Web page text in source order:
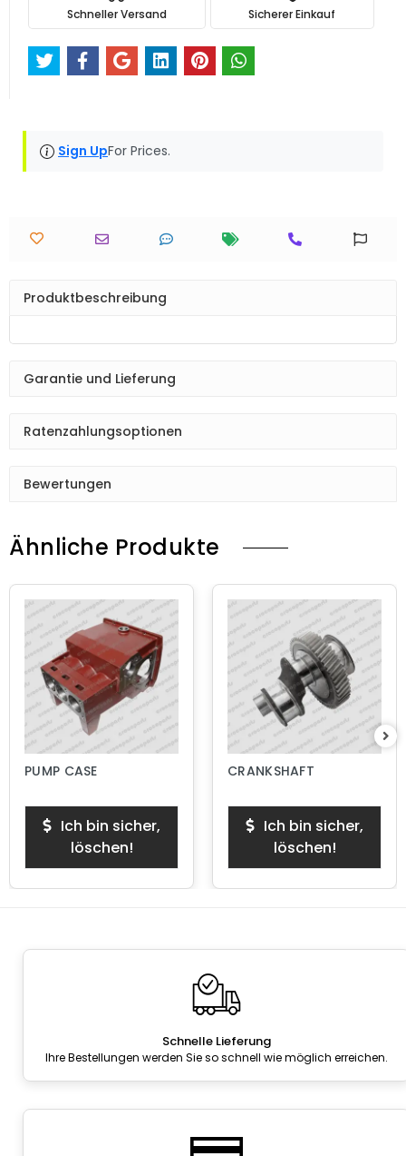
Schneller Versand Sicherer Einkauf
Sign UpFor Prices.
Produktbeschreibung
Garantie und Lieferung
Ratenzahlungsoptionen
Bewertungen
Ähnliche Produkte
PUMP CASE
Ich bin sicher,
löschen!
CRANKSHAFT
Ich bin sicher,
löschen!
Schnelle Lieferung
Ihre Bestellungen werden Sie so schnell wie möglich erreichen.